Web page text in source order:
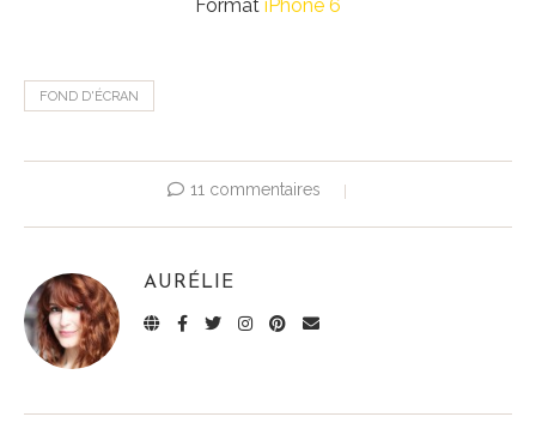
Format iPhone 6
FOND D'ÉCRAN
11 commentaires
AURÉLIE